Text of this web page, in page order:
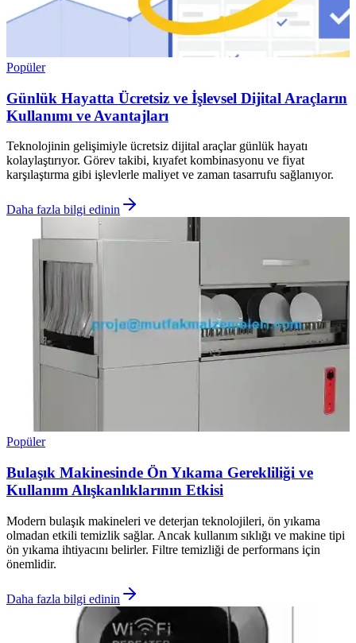
Popüler
Günlük Hayatta Ücretsiz ve İşlevsel Dijital Araçların
Kullanımı ve Avantajları
Teknolojinin gelişimiyle ücretsiz dijital araçlar günlük hayatı
kolaylaştırıyor. Görev takibi, kıyafet kombinasyonu ve fiyat
karşılaştırma gibi işlevlerle maliyet ve zaman tasarrufu sağlanıyor.
Daha fazla bilgi edinin
Popüler
Bulaşık Makinesinde Ön Yıkama Gerekliliği ve
Kullanım Alışkanlıklarının Etkisi
Modern bulaşık makineleri ve deterjan teknolojileri, ön yıkama
olmadan etkili temizlik sağlar. Ancak kullanım sıklığı ve makine tipi
ön yıkama ihtiyacını belirler. Filtre temizliği de performans için
önemlidir.
Daha fazla bilgi edinin